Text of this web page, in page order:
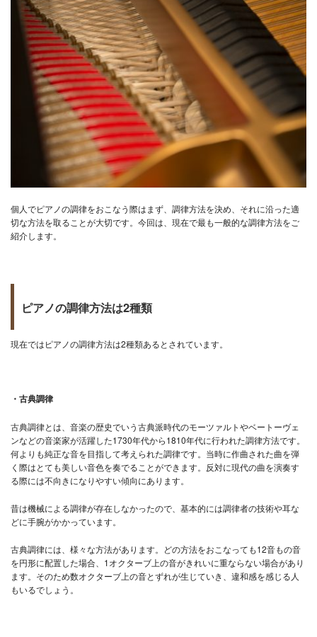
個人でピアノの調律をおこなう際はまず、調律方法を決め、それに沿った適
切な方法を取ることが大切です。今回は、現在で最も一般的な調律方法をご
紹介します。
ピアノの調律方法は2種類
現在ではピアノの調律方法は2種類あるとされています。
・古典調律
古典調律とは、音楽の歴史でいう古典派時代のモーツァルトやベートーヴェ
ンなどの音楽家が活躍した1730年代から1810年代に行われた調律方法です。
何よりも純正な音を目指して考えられた調律です。当時に作曲された曲を弾
く際はとても美しい音色を奏でることができます。反対に現代の曲を演奏す
る際には不向きになりやすい傾向にあります。
昔は機械による調律が存在しなかったので、基本的には調律者の技術や耳な
どに手腕がかかっています。
古典調律には、様々な方法があります。どの方法をおこなっても12音もの音
を円形に配置した場合、1オクターブ上の音がきれいに重ならない場合があり
ます。そのため数オクターブ上の音とずれが生じていき、違和感を感じる人
もいるでしょう。